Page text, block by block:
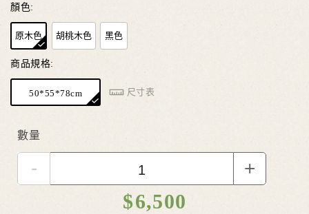
顏色:
原木色 胡桃木色 黑色
商品規格:
50*55*78cm 尺寸表
數量
- +
$6,500